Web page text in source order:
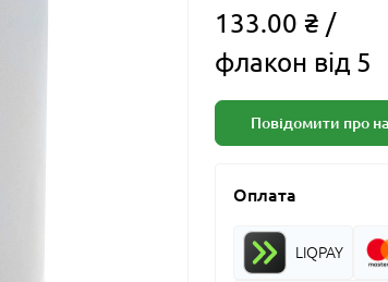
133.00 ₴ /
флакон від 5
Повідомити про
Оплата
LIQPAY